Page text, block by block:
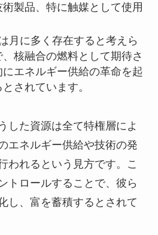
製品、特に触媒として使用
月に多く存在すると考えら
核融合の燃料として期待さ
エネルギー供給の革命を起
されています。
した資源は全て特権層によ
エネルギー供給や技術の発
われるという見方です。こ
トロールすることで、彼ら
し、富を蓄積するとされて